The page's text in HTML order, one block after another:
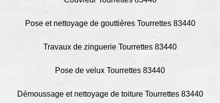
Pose et nettoyage de gouttières Tourrettes 83440
Travaux de zinguerie Tourrettes 83440
Pose de velux Tourrettes 83440
Démoussage et nettoyage de toiture Tourrettes 83440